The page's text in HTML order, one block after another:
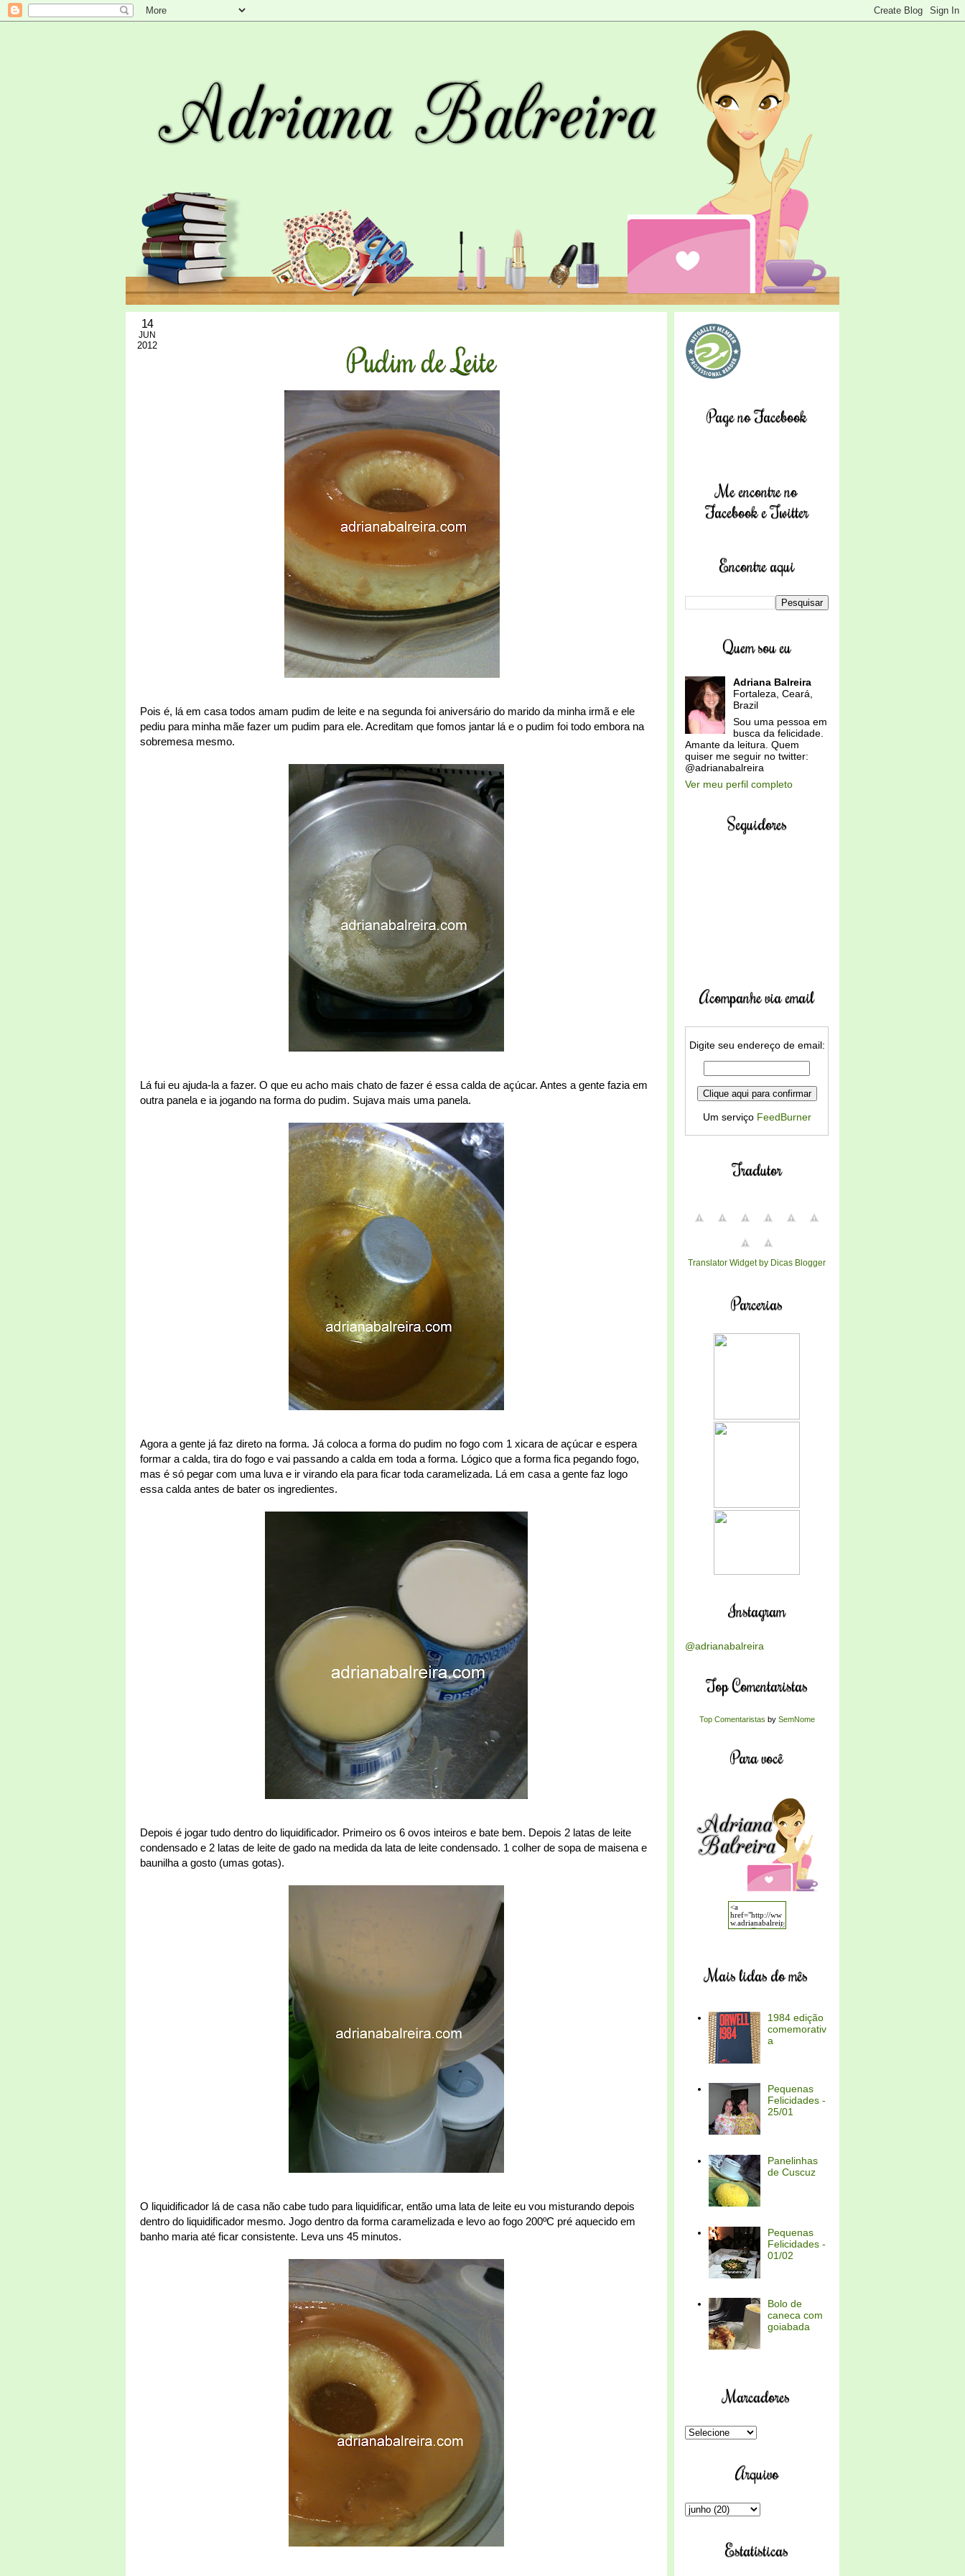
14
JUN
2012 Pudim de Leite
Pois é, lá em casa todos amam pudim de leite e na segunda foi aniversário do marido da minha irmã e ele
pediu para minha mãe fazer um pudim para ele. Acreditam que fomos jantar lá e o pudim foi todo embora na
sobremesa mesmo.
Lá fui eu ajuda-la a fazer. O que eu acho mais chato de fazer é essa calda de açúcar. Antes a gente fazia em
outra panela e ia jogando na forma do pudim. Sujava mais uma panela.
Agora a gente já faz direto na forma. Já coloca a forma do pudim no fogo com 1 xicara de açúcar e espera
formar a calda, tira do fogo e vai passando a calda em toda a forma. Lógico que a forma fica pegando fogo,
mas é só pegar com uma luva e ir virando ela para ficar toda caramelizada. Lá em casa a gente faz logo
essa calda antes de bater os ingredientes.
Depois é jogar tudo dentro do liquidificador. Primeiro os 6 ovos inteiros e bate bem. Depois 2 latas de leite
condensado e 2 latas de leite de gado na medida da lata de leite condensado. 1 colher de sopa de maisena e
baunilha a gosto (umas gotas).
O liquidificador lá de casa não cabe tudo para liquidificar, então uma lata de leite eu vou misturando depois
dentro do liquidificador mesmo. Jogo dentro da forma caramelizada e levo ao fogo 200ºC pré aquecido em
banho maria até ficar consistente. Leva uns 45 minutos.
Page no Facebook
Me encontre no
Facebook e Twitter
Encontre aqui
Quem sou eu
Adriana Balreira
Fortaleza, Ceará,
Brazil
Sou uma pessoa em
busca da felicidade.
Amante da leitura. Quem
quiser me seguir no twitter:
@adrianabalreira
Ver meu perfil completo
Seguidores
Acompanhe via email
Digite seu endereço de email:
Um serviço FeedBurner
Tradutor
Translator Widget by Dicas Blogger
Parcerias
Instagram
@adrianabalreira
Top Comentaristas
Top Comentaristas by SemNome
Para você
Mais lidas do mês
1984 edição
comemorativ
a
Pequenas
Felicidades -
25/01
Panelinhas
de Cuscuz
Pequenas
Felicidades -
01/02
Bolo de
caneca com
goiabada
Marcadores
Arquivo
Estatísticas